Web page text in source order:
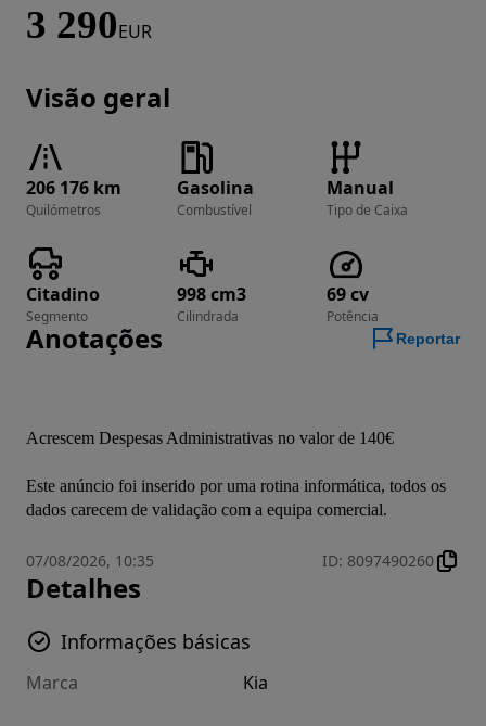
3 290EUR
Visão geral
206 176 km
Quilómetros
Gasolina
Combustível
Manual
Tipo de Caixa
Citadino
Segmento
998 cm3
Cilindrada
69 cv
Potência
Anotações Reportar
Acrescem Despesas Administrativas no valor de 140€
Este anúncio foi inserido por uma rotina informática, todos os
dados carecem de validação com a equipa comercial.
07/08/2026, 10:35 ID: 8097490260
Detalhes
Informações básicas
Marca Kia